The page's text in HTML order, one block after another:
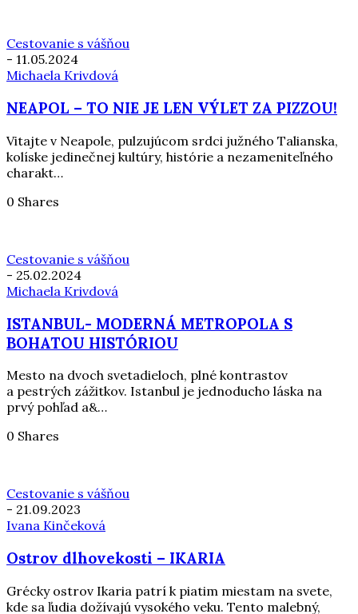
Cestovanie s vášňou
- 11.05.2024
Michaela Krivdová
NEAPOL – TO NIE JE LEN VÝLET ZA PIZZOU!
Vitajte v Neapole, pulzujúcom srdci južného Talianska,
kolíske jedinečnej kultúry, histórie a nezameniteľného
charakt…
0 Shares
Cestovanie s vášňou
- 25.02.2024
Michaela Krivdová
ISTANBUL- MODERNÁ METROPOLA S
BOHATOU HISTÓRIOU
Mesto na dvoch svetadieloch, plné kontrastov
a pestrých zážitkov. Istanbul je jednoducho láska na
prvý pohľad a&…
0 Shares
Cestovanie s vášňou
- 21.09.2023
Ivana Kinčeková
Ostrov dlhovekosti – IKARIA
Grécky ostrov Ikaria patrí k piatim miestam na svete,
kde sa ľudia dožívajú vysokého veku. Tento malebný,